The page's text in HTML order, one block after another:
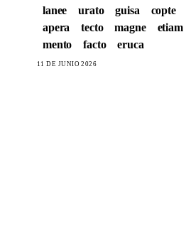
lanee
urato guisa copte
apera
tecto magne
etiam
mento
facto eruca
11 DE JUNIO 2026